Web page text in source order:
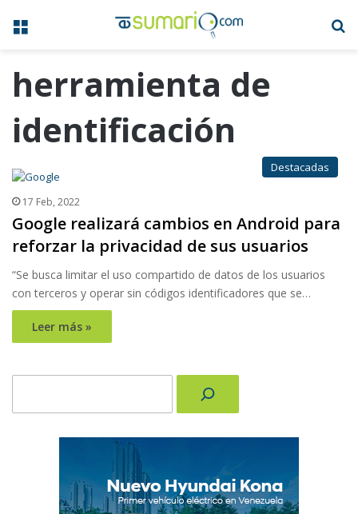
Menú
herramienta de
identificación
Destacadas
17 Feb, 2022
Google realizará cambios en Android para
reforzar la privacidad de sus usuarios
“Se busca limitar el uso compartido de datos de los usuarios
con terceros y operar sin códigos identificadores que se…
Leer más »